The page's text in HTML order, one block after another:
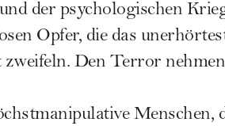
der psychologischen
Opfer, die das
zweifeln. Den Terror
Menschen,